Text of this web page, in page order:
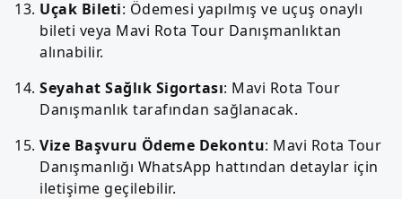
Uçak Bileti: Ödemesi yapılmış ve uçuş onaylı
bileti veya Mavi Rota Tour Danışmanlıktan
alınabilir.
Seyahat Sağlık Sigortası: Mavi Rota Tour
Danışmanlık tarafından sağlanacak.
Vize Başvuru Ödeme Dekontu: Mavi Rota Tour
Danışmanlığı WhatsApp hattından detaylar için
iletişime geçilebilir.